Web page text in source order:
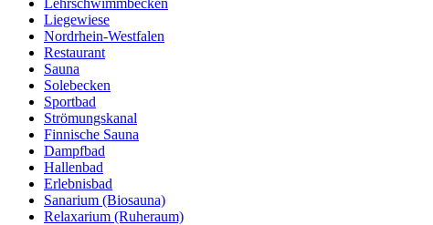
Liegewiese
Nordrhein-Westfalen
Restaurant
Sauna
Solebecken
Sportbad
Strömungskanal
Finnische Sauna
Dampfbad
Hallenbad
Erlebnisbad
Sanarium (Biosauna)
Relaxarium (Ruheraum)